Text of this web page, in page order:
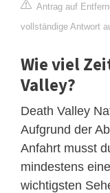
Antrag auf
vollständige Antwort
Wie viel
Valley?
Death Valley
Aufgrund der
Anfahrt musst
mindestens
wichtigsten